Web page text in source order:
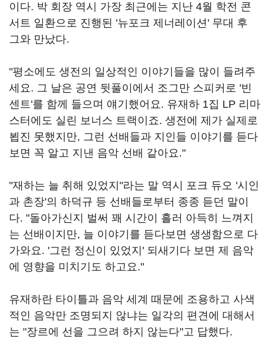
이다. 박 회장 역시 가장 최근에는 지난 4월 학전 콘
서트 일환으로 진행된 '뉴포크 제너레이션' 무대 후
그와 만났다.
"평소에도 생전의 일상적인 이야기들을 많이 들려주
세요. 그 날은 공연 뒷풀이에서 조그만 스피커로 '빈
센트'를 함께 들으며 얘기했어요. 유재하 1집 LP 리마
스터에도 실린 보너스 트랙이죠. 생전에 제가 실제로
뵙진 못했지만, 그런 선배들과 지인들 이야기를 듣다
보면 꼭 알고 지낸 음악 선배 같아요."
"재하는 늘 취해 있었지"라는 말 역시 포크 듀오 '시인
과 촌장'의 하덕규 등 선배들로부터 종종 듣던 말이
다. "돌아가신지 벌써 꽤 시간이 흘러 아득히 느껴지
는 선배이지만, 늘 이야기를 듣다보면 생생함으로 다
가와요. '그런 정신이 있었지' 되새기다 보면 제 음악
에 영향을 미치기도 하고요."
유재하란 타이틀과 음악 세계 때문에 조용하고 사색
적인 음악만 조명되지 않냐는 일각의 편견에 대해서
는 "장르에 선을 그으려 하지 않는다"고 답했다.